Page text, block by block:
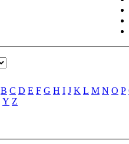
B C D E F G H I J K L M N O P
Y Z